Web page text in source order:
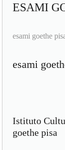
ESAMI
esami goethe
esami
Istituto
goethe pisa